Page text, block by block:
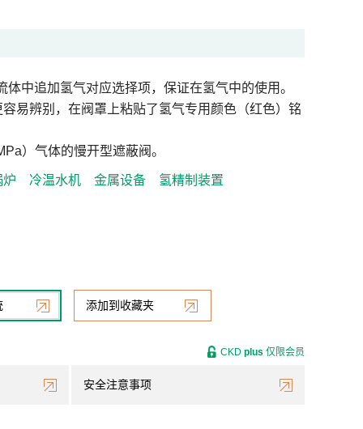
体中追加氢气对应选择项，保证在氢气中的使用。
易辨别，在阀罩上粘贴了氢气专用颜色（红色）铭
）气体的慢开型遮蔽阀。
炉 冷温水机 金属设备 氢精制装置
添加到收藏夹
安全注意事项
CKD plus 仅限会员